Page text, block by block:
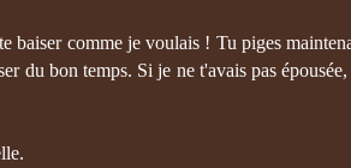
baiser comme je voulais ! Tu piges
du bon temps. Si je ne t'avais pas